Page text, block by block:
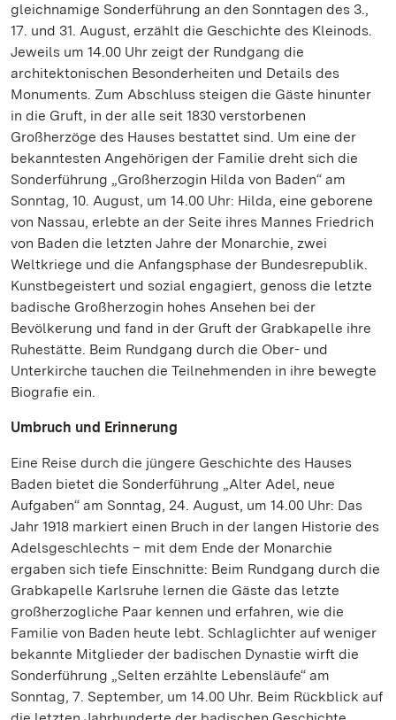
gleichnamige Sonderführung an den Sonntagen des 3.,
17. und 31. August, erzählt die Geschichte des Kleinods.
Jeweils um 14.00 Uhr zeigt der Rundgang die
architektonischen Besonderheiten und Details des
Monuments. Zum Abschluss steigen die Gäste hinunter
in die Gruft, in der alle seit 1830 verstorbenen
Großherzöge des Hauses bestattet sind. Um eine der
bekanntesten Angehörigen der Familie dreht sich die
Sonderführung „Großherzogin Hilda von Baden“ am
Sonntag, 10. August, um 14.00 Uhr: Hilda, eine geborene
von Nassau, erlebte an der Seite ihres Mannes Friedrich
von Baden die letzten Jahre der Monarchie, zwei
Weltkriege und die Anfangsphase der Bundesrepublik.
Kunstbegeistert und sozial engagiert, genoss die letzte
badische Großherzogin hohes Ansehen bei der
Bevölkerung und fand in der Gruft der Grabkapelle ihre
Ruhestätte. Beim Rundgang durch die Ober- und
Unterkirche tauchen die Teilnehmenden in ihre bewegte
Biografie ein.
Umbruch und Erinnerung
Eine Reise durch die jüngere Geschichte des Hauses
Baden bietet die Sonderführung „Alter Adel, neue
Aufgaben“ am Sonntag, 24. August, um 14.00 Uhr: Das
Jahr 1918 markiert einen Bruch in der langen Historie des
Adelsgeschlechts – mit dem Ende der Monarchie
ergaben sich tiefe Einschnitte: Beim Rundgang durch die
Grabkapelle Karlsruhe lernen die Gäste das letzte
großherzogliche Paar kennen und erfahren, wie die
Familie von Baden heute lebt. Schlaglichter auf weniger
bekannte Mitglieder der badischen Dynastie wirft die
Sonderführung „Selten erzählte Lebensläufe“ am
Sonntag, 7. September, um 14.00 Uhr. Beim Rückblick auf